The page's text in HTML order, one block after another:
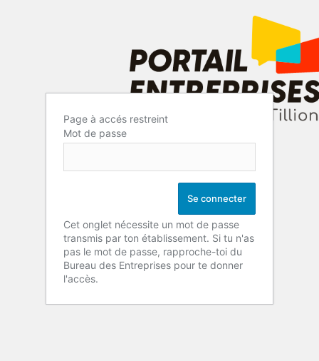
Page à accés restreint
Mot de passe
Cet onglet nécessite un mot de passe
transmis par ton établissement. Si tu n'as
pas le mot de passe, rapproche-toi du
Bureau des Entreprises pour te donner
l'accès.